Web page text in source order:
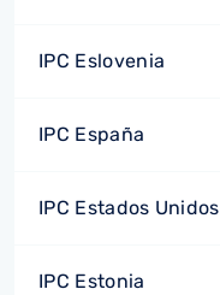
IPC Eslovenia
IPC España
IPC Estados Unidos
IPC Estonia